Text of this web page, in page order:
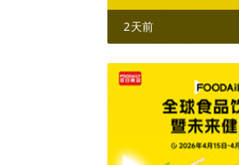
2天前